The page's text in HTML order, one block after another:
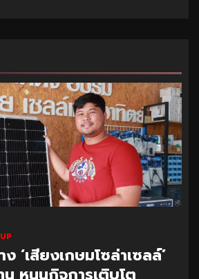
‘เสียงเกษมโซล่าเซลล์’
หนุนกิจการเติบโต